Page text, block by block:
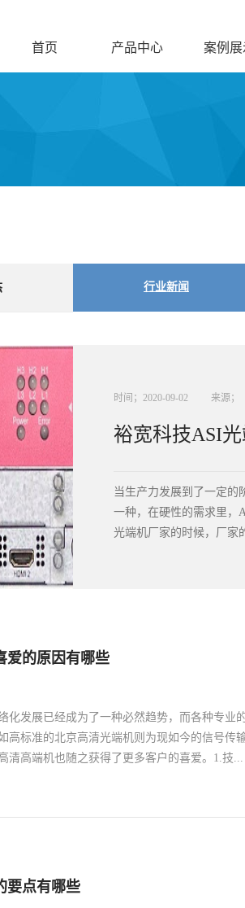
首页 产品中心 案例展
行业新闻
时间； 2020-09-02 来源；
裕宽科技ASI
当生产力发展到了一定的
一种，在硬性的需求
光端机厂家的时候，厂家
在了人们的视线里，裕
光端机其自身的一些特
的发展方向也是比较靠谱
爱的原因有哪些
化发展已经成为了一种必然趋势，而各种专业
高标准的北京高清光端机则为现如今的信号传
清高端机也随之获得了更多客户的喜爱。1.技...
用需要据悉目前市面上品质可靠的北京高清光
视频技术的应用，达到新的等级，突破其监控
要点有哪些